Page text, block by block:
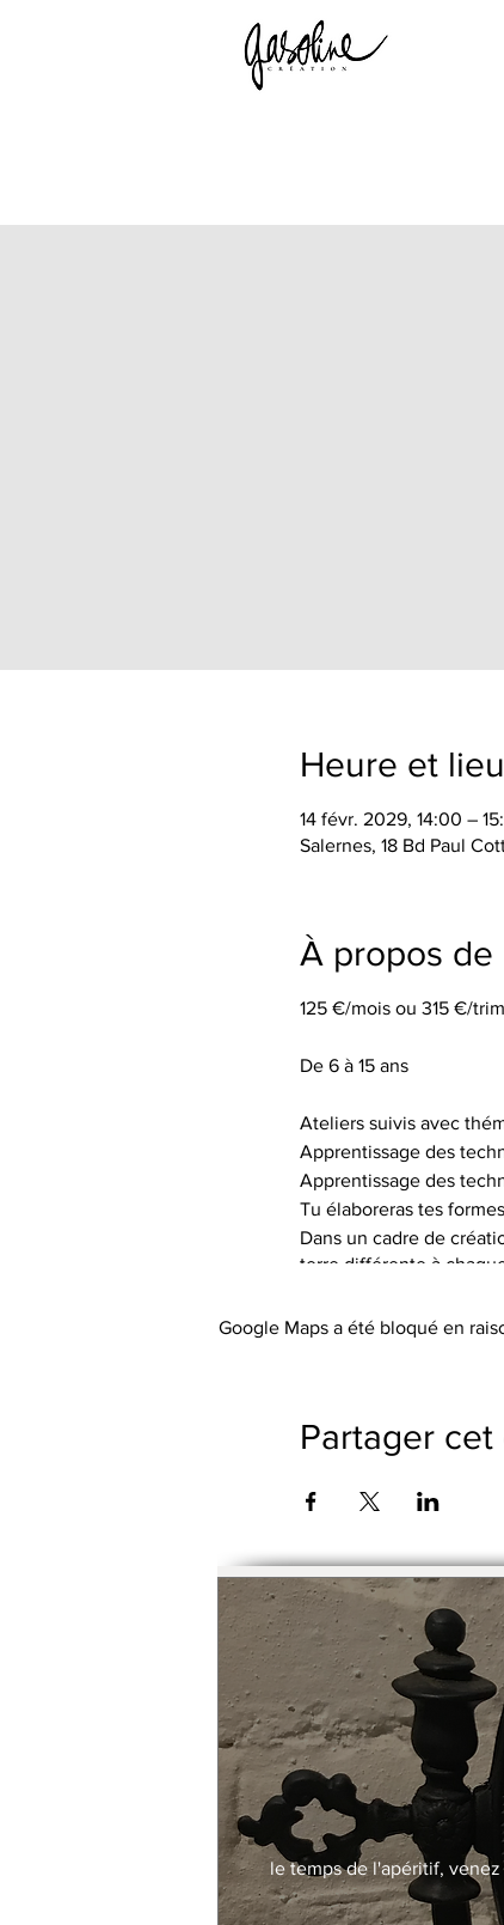
Heure et lieu
14 févr. 2029, 14:00 –
Salernes, 18 Bd Paul
À propos
125 €/mois ou 315 €/
De 6 à 15 ans
Ateliers suivis avec
Apprentissage des
Apprentissage des
Tu élaboreras tes
Dans un cadre de
terre différente à
Tu auras à ta
Pas de cotisation ou de
Google Maps a été bloqué en
Partager
le temps de l'apéritif,